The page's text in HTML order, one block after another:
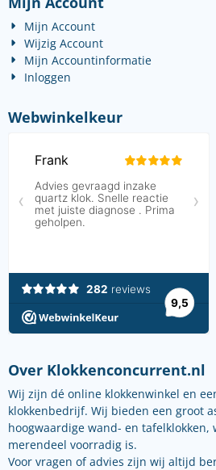
Mijn Account
Wijzig Account
Mijn Accountinformatie
Inloggen
Webwinkelkeur
Over Klokkenconcurrent.nl
Wij zijn dé online klokkenwinkel en
klokkenbedrijf. Wij bieden een groot
hoogwaardige wand- en tafelklokken,
merendeel voorradig is.
Voor vragen of advies zijn wij altijd